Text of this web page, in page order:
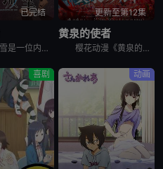
已完结
冰川小雪是一位内向的学生，她总是向外筑起一道高高的心墙，只跟儿时好友安昙美姫互动。有一天，名叫雨宫凑的男孩，没来由地开始试图打进小雪的心房，扰乱了她平静的生活。 孤僻的小雪、受欢迎的美姫、没有边界
更新至第12集
黄泉的使者
樱花动漫《黄泉的使者》讲述了，月落和亚晨是一对双胞胎兄妹，他们在一个与世隔绝的深山小村落里出生，被称为“分隔夜与昼的双子”。他们拥有获得特殊力量的资格，一场围绕他们的双使战斗也随之展开。 &nbs
喜剧 动画